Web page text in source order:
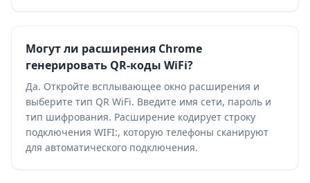
Могут ли расширения Chrome
генерировать QR-коды WiFi?
Да. Откройте всплывающее окно расширения и
выберите тип QR WiFi. Введите имя сети, пароль и
тип шифрования. Расширение кодирует строку
подключения WIFI:, которую телефоны сканируют
для автоматического подключения.